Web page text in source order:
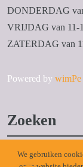
DONDERDAG
VRIJDAG van 11-
ZATERDAG van
Powered by wimPe
Zoeken
naar:
We gebruiken